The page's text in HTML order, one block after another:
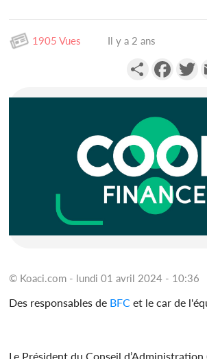
1905 Vues Il y a 2 ans
Partager
© Koaci.com - lundi 01 avril 2024 - 10:36
Des responsables de BFC et le car de
Le Président du Conseil d’Administration